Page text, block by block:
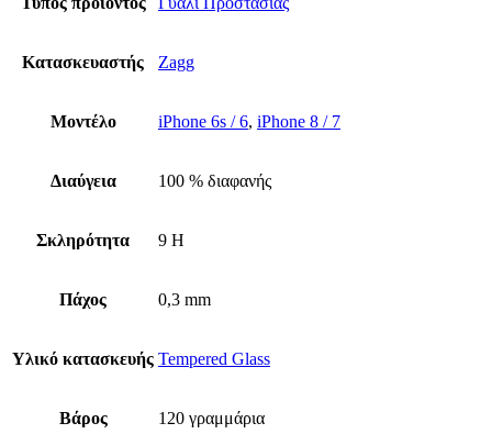
Κατασκευαστής Zagg
Μοντέλο iPhone 6s / 6, iPhone 8 / 7
Διαύγεια 100 % διαφανής
Σκληρότητα 9 H
Πάχος 0,3 mm
Υλικό κατασκευής Tempered Glass
Βάρος 120 γραμμάρια